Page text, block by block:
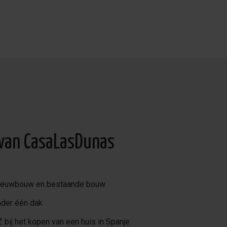
gebouwen.
CasaLasDunas
en bestaande bouw
één dak
bij het kopen van een huis in Spanje